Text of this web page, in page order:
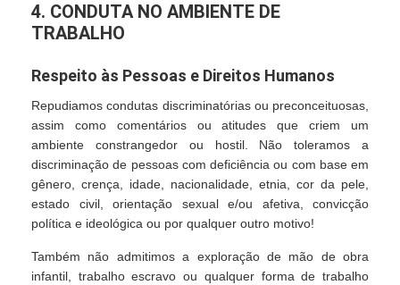
4. CONDUTA NO AMBIENTE DE
TRABALHO
Respeito às Pessoas e Direitos Humanos
Repudiamos condutas discriminatórias ou preconceituosas,
assim como comentários ou atitudes que criem um
ambiente constrangedor ou hostil. Não toleramos a
discriminação de pessoas com deficiência ou com base em
gênero, crença, idade, nacionalidade, etnia, cor da pele,
estado civil, orientação sexual e/ou afetiva, convicção
política e ideológica ou por qualquer outro motivo!
Também não admitimos a exploração de mão de obra
infantil, trabalho escravo ou qualquer forma de trabalho